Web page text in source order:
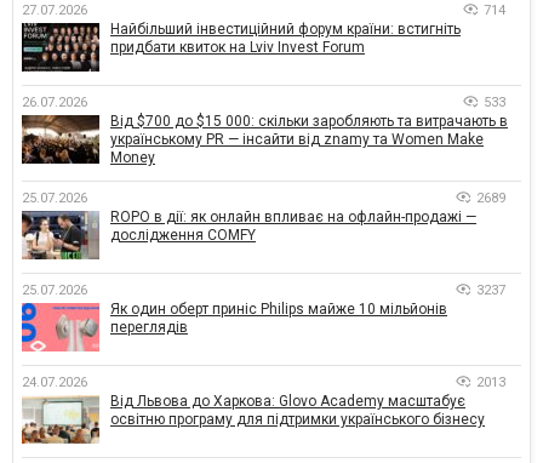
27.07.2026 714
Найбільший інвестиційний форум країни: встигніть
придбати квиток на Lviv Invest Forum
26.07.2026 533
Від $700 до $15 000: скільки заробляють та витрачають в
українському PR — інсайти від znamy та Women Make
Money
25.07.2026 2689
ROPO в дії: як онлайн впливає на офлайн-продажі —
дослідження COMFY
25.07.2026 3237
Як один оберт приніс Philips майже 10 мільйонів
переглядів
24.07.2026 2013
Від Львова до Харкова: Glovo Academy масштабує
освітню програму для підтримки українського бізнесу